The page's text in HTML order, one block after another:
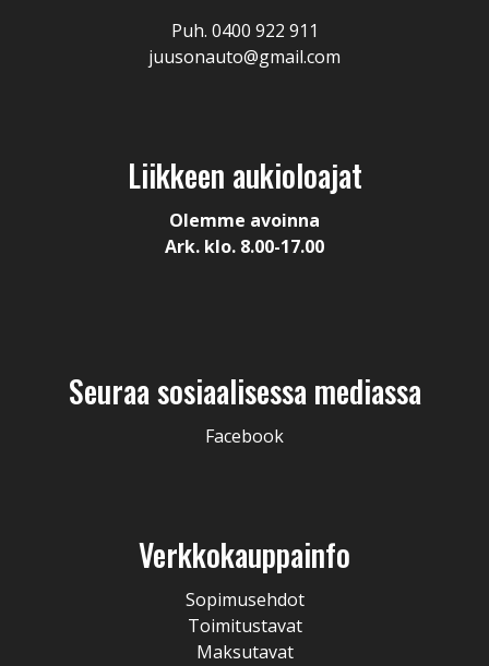
Puh. 0400 922 911
juusonauto@gmail.com
Liikkeen aukioloajat
Olemme avoinna
Ark. klo. 8.00-17.00
Seuraa sosiaalisessa mediassa
Facebook
Verkkokauppainfo
Sopimusehdot
Toimitustavat
Maksutavat